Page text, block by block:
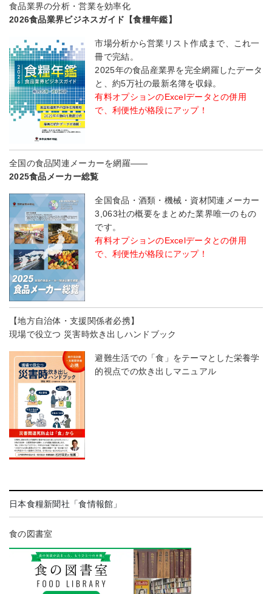
食品業界の分析・営業を効率化
2026食品業界ビジネスガイド【食糧年鑑】
市場分析から営業リスト作成まで、これ一
冊で完結。
2025年の食品産業界を完全網羅したデータ
と、約5万社の最新名簿を収録。
有料オプションのExcelデータとの併用
で、利便性が格段にアップ！
全国の食品関連メーカーを網羅――
2025食品メーカー総覧
全国食品・酒類・機械・資材関連メーカー
3,063社の概要をまとめた業界唯一のもの
です。
有料オプションのExcelデータとの併用
で、利便性が格段にアップ！
【地方自治体・支援関係者必携】
現場で役立つ 災害時炊き出しハンドブック
避難生活での「食」をテーマとした栄養学
的視点での炊き出しマニュアル
日本食糧新聞社「食情報館」
食の図書室